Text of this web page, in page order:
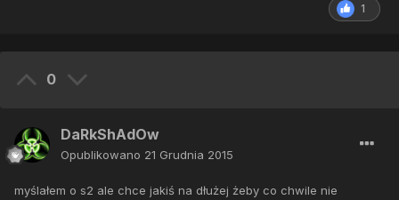
1
0
DaRkShAdOw
Opublikowano 21 Grudnia 2015
myślałem o s2 ale chce jakiś na dłużej żeby co chwile nie